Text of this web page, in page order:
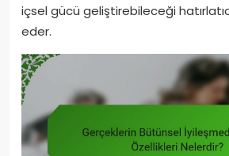
içsel gücü geliştirebileceği
eder.